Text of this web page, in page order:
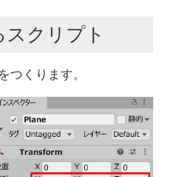
クリプト
つくります。